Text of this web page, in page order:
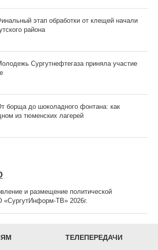
этап обработки от клещей начали
района
Сургутнефтегаза приняла участие
борща до шоколадного фонтана: как
из тюменских лагерей
и размещение политической
ТВ» 2026г.
ТЕЛЕПЕРЕДАЧИ